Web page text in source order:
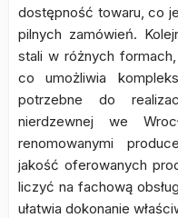
dostępność towaru, co
pilnych zamówień.
stali w różnych
co umożliwia
potrzebne do
nierdzewnej we
renomowanymi
jakość oferowanych
liczyć na fachową
ułatwia dokonanie